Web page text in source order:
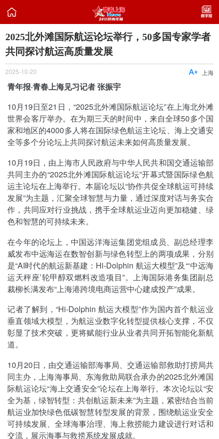

2025北外滩国际航运论坛举行，50多国专家学者
共同探讨航运高质量发展
2025-10-20 上海

青年报·青春上海见习记者 张振宇
10月19日至21日，“2025北外滩国际航运论坛”在上海北外滩
世界会客厅举办。在为期三天的时间中，来自全球50多个国
家和地区的4000多人将在国际绿色航运主论坛、海上交通安
全等多个分论坛上共同探讨航运未来如何高质量发展。
10月19日，由上海市人民政府与中华人民共和国交通运输部
共同主办的“2025北外滩国际航运论坛”开幕式暨国际绿色航
运主论坛在上海举行。本届论坛以“协作共促全球航运可持续
发展”为主题，汇聚全球智慧与力量，通过深度对话与务实合
作，共同应对行业挑战，携手全球航运业迈向更加稳健、绿
色和智慧的可持续未来。
在今年的论坛上，中国远洋海运集团党组成员、副总经理李
威发布中远海运在数智创新与绿色转型上的两项成果，分别
是“AI时代的航运新基建：Hi-Dolphin 航运大模型”及“‘中远海
运天秤座’轮甲醇双燃料改造项目”。上海国际港务集团副总
裁柳长满发布“上海港跨境电商运营中心建成投产”成果。
记者了解到，“Hi-Dolphin 航运大模型”作为国内首个航运业
垂直领域大模型，为航运业数字化转型提供核心支撑，不仅
彰显了技术突破，更将赋能行业从业者共同开拓智能化新航
道。
10月20日，由交通运输部海事局、交通运输部救助打捞局共
同主办，上海海事局、东海救助局联合承办的2025北外滩国
际航运论坛“海上交通安全”论坛在上海举行。本次论坛以“安
全为基，绿智转型：共创航运新未来”为主题，紧密结合当前
航运业加快绿色低碳智慧转型发展的背景，围绕航运业安全
可持续发展、全球海事治理、海上救捞能力建设进行对话和
交流，展示海事与救捞系统发展成就。